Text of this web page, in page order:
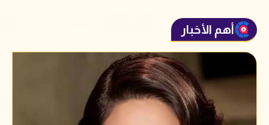
أهم الأخبار